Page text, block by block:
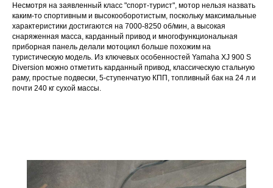
Несмотря на заявленный класс "спорт-турист", мотор нельзя назвать
каким-то спортивным и высокооборотистым, поскольку максимальные
характеристики достигаются на 7000-8250 об/мин, а высокая
снаряженная масса, карданный привод и многофункциональная
приборная панель делали мотоцикл больше похожим на
туристическую модель. Из ключевых особенностей Yamaha XJ 900 S
Diversion можно отметить карданный привод, классическую стальную
раму, простые подвески, 5-ступенчатую КПП, топливный бак на 24 л и
почти 240 кг сухой массы.